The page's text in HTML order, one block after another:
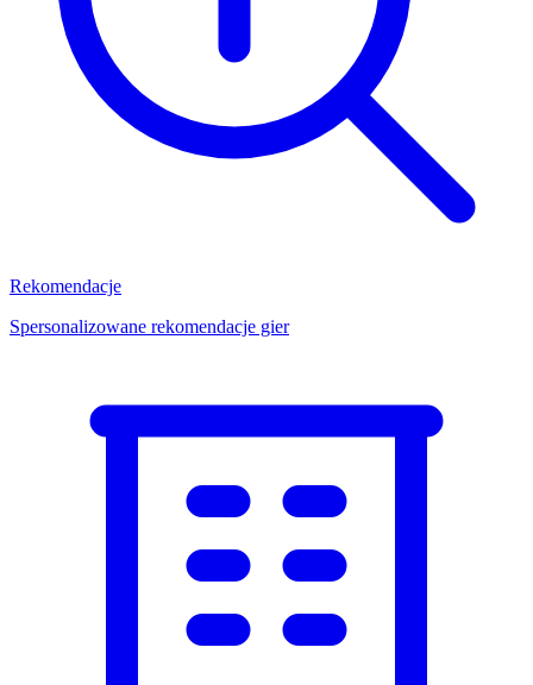
Rekomendacje
Spersonalizowane rekomendacje gier